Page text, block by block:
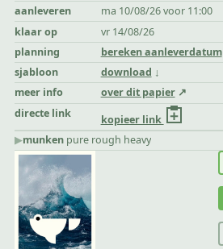
aanleveren
ma 10/08/26 voor 11:00
klaar op
vr 14/08/26
planning
bereken aanleverdatum
sjabloon
download
meer info
over dit papier
directe link
kopieer link
▶︎munken pure rough heavy